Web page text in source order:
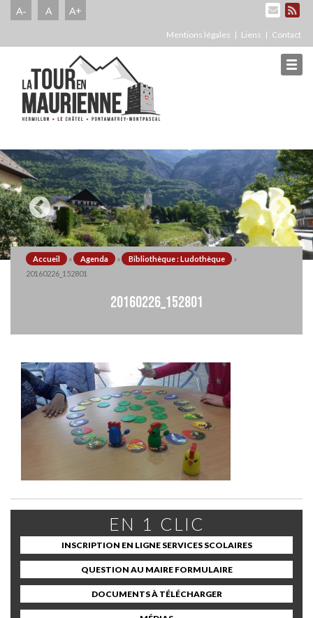
A- A A+
Mentions légales Liens Contact
Accueil » Agenda » Bibliothèque : Ludothèque
»
20160226_152801
20160226_152801
EN 1 CLIC
INSCRIPTION EN LIGNE SERVICES SCOLAIRES
QUESTION AU MAIRE FORMULAIRE
DOCUMENTS À TÉLÉCHARGER